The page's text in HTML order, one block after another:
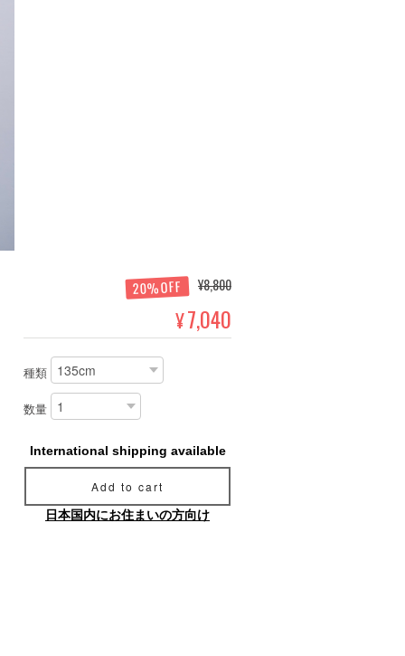
20%OFF ¥8,800
¥7,040
種類
数量
International shipping available
Add to cart
日本国内にお住まいの方向け